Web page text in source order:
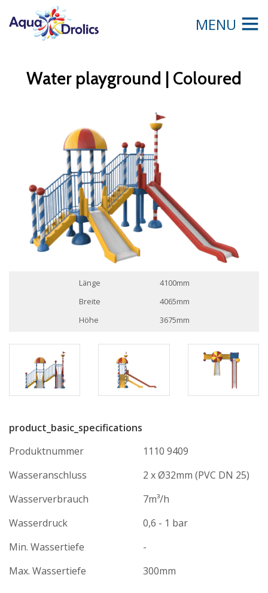
MENU
Water playground | Coloured
Länge
4100mm
Breite
4065mm
Höhe
3675mm
product_basic_specifications
Produktnummer
1110 9409
Wasseranschluss
2 x Ø32mm (PVC DN 25)
Wasserverbrauch
7m³/h
Wasserdruck
0,6 - 1 bar
Min. Wassertiefe
-
Max. Wassertiefe
300mm